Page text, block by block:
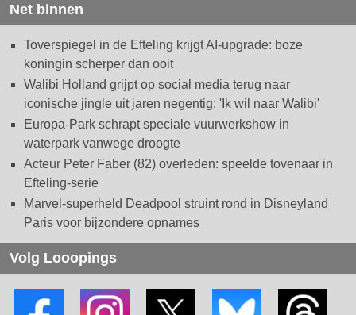
Net binnen
Toverspiegel in de Efteling krijgt AI-upgrade: boze
koningin scherper dan ooit
Walibi Holland grijpt op social media terug naar
iconische jingle uit jaren negentig: 'Ik wil naar Walibi'
Europa-Park schrapt speciale vuurwerkshow in
waterpark vanwege droogte
Acteur Peter Faber (82) overleden: speelde tovenaar in
Efteling-serie
Marvel-superheld Deadpool struint rond in Disneyland
Paris voor bijzondere opnames
Volg Looopings